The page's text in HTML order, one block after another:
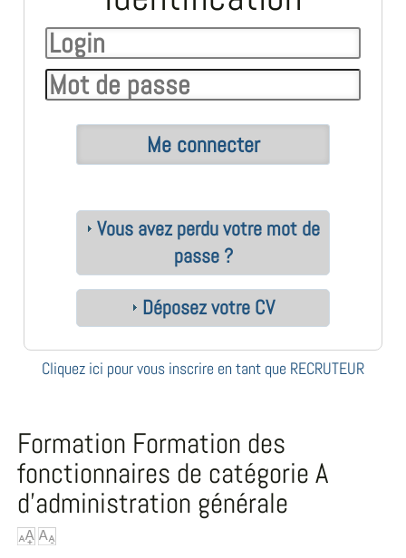
Vous avez perdu votre mot de
passe ?
Déposez votre CV
Cliquez ici pour vous inscrire en tant que RECRUTEUR
Formation Formation des
fonctionnaires de catégorie A
d'administration générale